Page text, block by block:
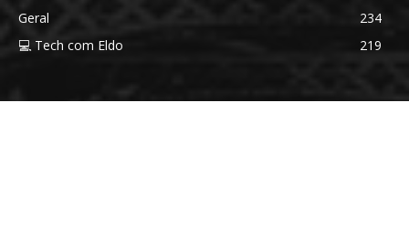
Geral
234
💻 Tech com Eldo
219